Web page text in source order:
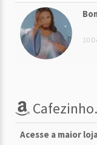
10
Acesse a maior